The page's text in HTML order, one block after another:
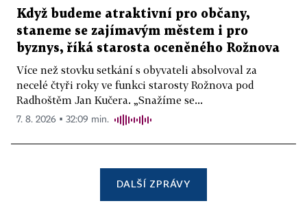
Když budeme atraktivní pro občany,
staneme se zajímavým městem i pro
byznys, říká starosta oceněného Rožnova
Více než stovku setkání s obyvateli absolvoval za
necelé čtyři roky ve funkci starosty Rožnova pod
Radhoštěm Jan Kučera. „Snažíme se...
7. 8. 2026 ▪ 32:09 min.
DALŠÍ ZPRÁVY